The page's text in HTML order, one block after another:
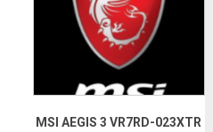
MSI AEGIS 3 VR7RD-023XTR